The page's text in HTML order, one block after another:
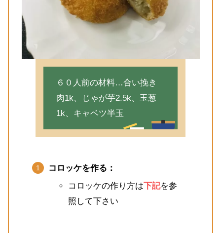
６０人前の材料…合い挽き
肉1k、じゃが芋2.5k、玉葱
1k、キャベツ半玉
コロッケを作る：
コロッケの作り方は下記を参
照して下さい